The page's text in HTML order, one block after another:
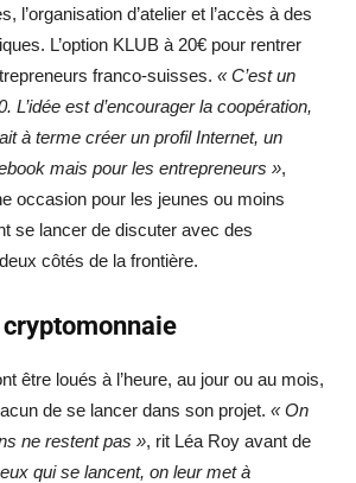
l’organisation d’atelier et l’accès à des
L’option KLUB à 20€ pour rentrer
franco-suisses. « C’est un
L’idée est d’encourager la coopération,
à terme créer un profil Internet, un
mais pour les entrepreneurs »,
occasion pour les jeunes ou moins
se lancer de discuter avec des
côtés de la frontière.
être loués à l’heure, au jour ou au mois,
de se lancer dans son projet. « On
ne restent pas », rit Léa Roy avant de
qui se lancent, on leur met à